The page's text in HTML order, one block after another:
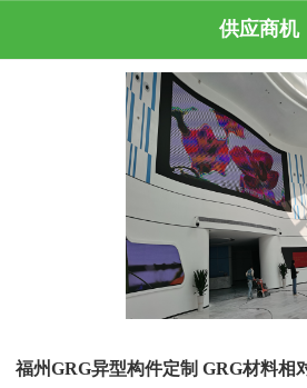
供应商机
福州GRG异型构件定制 GRG材料相